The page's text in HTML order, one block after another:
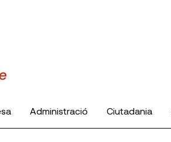
Administració Ciutadania